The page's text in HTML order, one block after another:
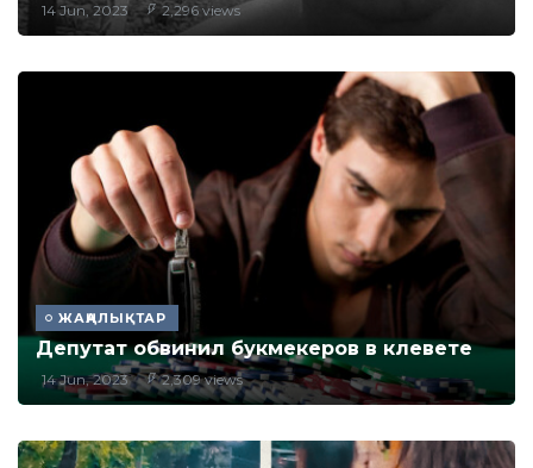
14 Jun, 2023 2,296 views
ЖАҢАЛЫҚТАР
Депутат обвинил букмекеров в клевете
14 Jun, 2023 2,309 views